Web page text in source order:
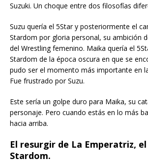
Suzuki. Un choque entre dos filosofías
Suzu quería el 5Star y posteriormente el
Stardom por gloria personal, su ambición
del Wrestling femenino. Maika quería el
Stardom de la época oscura en que se
pudo ser el momento más importante en
Fue frustrado por Suzu.
Este sería un golpe duro para Maika, su
personaje. Pero cuando estás en lo más
hacia arriba.
El resurgir de La Emperatriz,
Stardom.